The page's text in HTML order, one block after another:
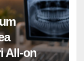
All-on